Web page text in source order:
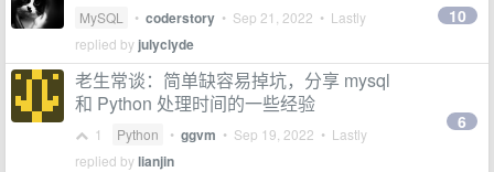
MySQL • coderstory • Sep 21, 2022 • Lastly
replied by julyclyde
10
老生常谈：简单缺容易掉坑，分享 mysql
和 Python 处理时间的一些经验
1 Python • ggvm • Sep 19, 2022 • Lastly
replied bylianjin
6